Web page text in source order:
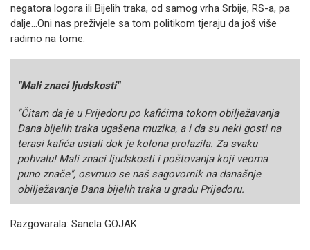
negatora logora ili Bijelih traka, od samog vrha Srbije, RS-a, pa
dalje…Oni nas preživjele sa tom politikom tjeraju da još više
radimo na tome.
"Mali znaci ljudskosti"
"Čitam da je u Prijedoru po kafićima tokom obilježavanja
Dana bijelih traka ugašena muzika, a i da su neki gosti na
terasi kafića ustali dok je kolona prolazila. Za svaku
pohvalu! Mali znaci ljudskosti i poštovanja koji veoma
puno znače", osvrnuo se naš sagovornik na današnje
obilježavanje Dana bijelih traka u gradu Prijedoru.
Razgovarala: Sanela GOJAK